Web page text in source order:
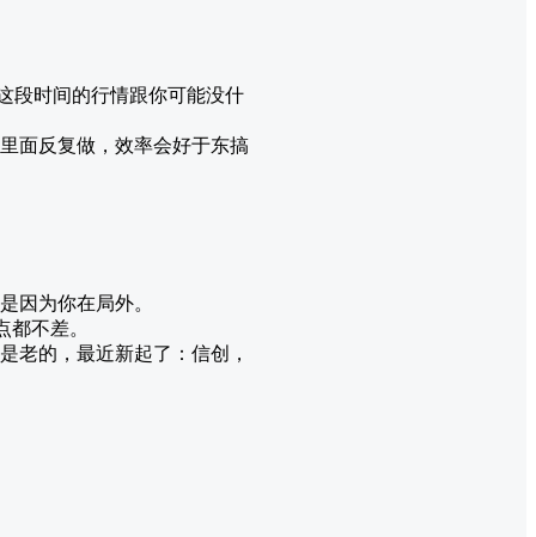
段时间的行情跟你可能没什
面反复做，效率会好于东搞
因为你在局外。
不差。
老的，最近新起了：信创，